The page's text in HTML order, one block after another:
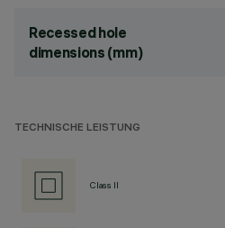
Recessed hole
dimensions (mm)
TECHNISCHE LEISTUNG
Class II